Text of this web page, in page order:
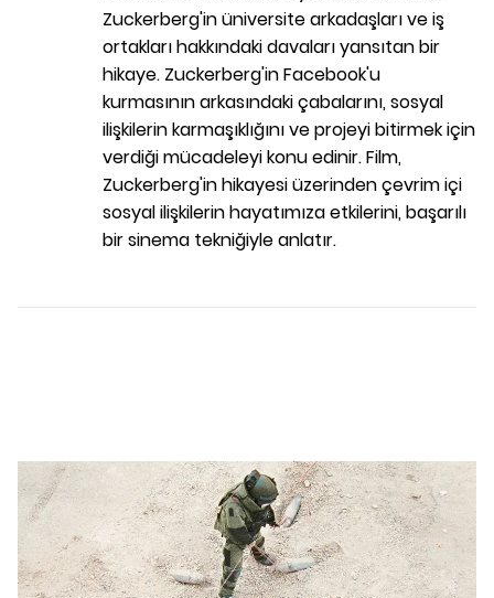
Zuckerberg'in üniversite arkadaşları ve iş
ortakları hakkındaki davaları yansıtan bir
hikaye. Zuckerberg'in Facebook'u
kurmasının arkasındaki çabalarını, sosyal
ilişkilerin karmaşıklığını ve projeyi bitirmek için
verdiği mücadeleyi konu edinir. Film,
Zuckerberg'in hikayesi üzerinden çevrim içi
sosyal ilişkilerin hayatımıza etkilerini, başarılı
bir sinema tekniğiyle anlatır.